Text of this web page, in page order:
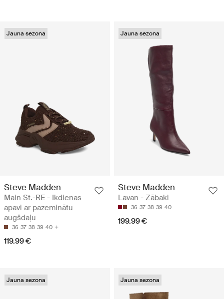
Jauna sezona
Steve Madden
Main St.-RE - Ikdienas
apavi ar pazeminātu
augšdaļu
36 37 38 39 40
119.99 €
Jauna sezona
Steve Madden
Lavan - Zābaki
36 37 38 39 40
199.99 €
Jauna sezona Jauna sezona